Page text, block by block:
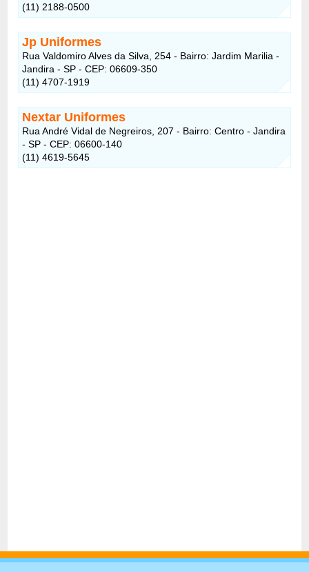
(11) 2188-0500
Jp Uniformes
Rua Valdomiro Alves da Silva, 254 - Bairro: Jardim Marilia -
Jandira - SP - CEP: 06609-350
(11) 4707-1919
Nextar Uniformes
Rua André Vidal de Negreiros, 207 - Bairro: Centro - Jandira
- SP - CEP: 06600-140
(11) 4619-5645